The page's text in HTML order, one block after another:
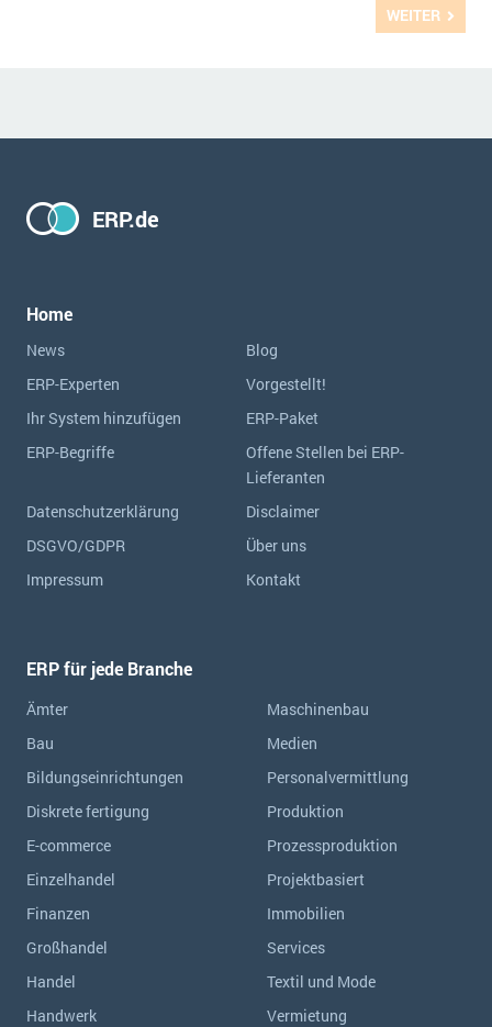
WEITER
ERP.de
Home
News
Blog
ERP-Experten
Vorgestellt!
Ihr System hinzufügen
ERP-Paket
ERP-Begriffe
Offene Stellen bei ERP-
Lieferanten
Datenschutzerklärung
Disclaimer
DSGVO/GDPR
Über uns
Impressum
Kontakt
ERP für jede Branche
Ämter
Bau
Bildungseinrichtungen
Diskrete fertigung
E-commerce
Einzelhandel
Finanzen
Großhandel
Handel
Handwerk
Maschinenbau
Medien
Personalvermittlung
Produktion
Prozessproduktion
Projektbasiert
Immobilien
Services
Textil und Mode
Vermietung